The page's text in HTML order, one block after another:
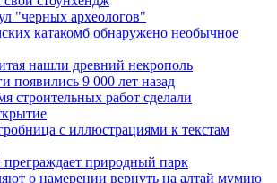
"черных археологов"
катакомб обнаружено необычное
нашли древний некрополь
появились 9 000 лет назад
строительных работ сделали
с иллюстрациями к текстам
преграждает природный парк
о намерении вернуть на алтай мумию